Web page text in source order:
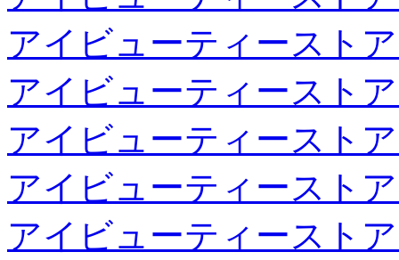
アイビューティースト
アイビューティースト
アイビューティースト
アイビューティースト
アイビューティースト